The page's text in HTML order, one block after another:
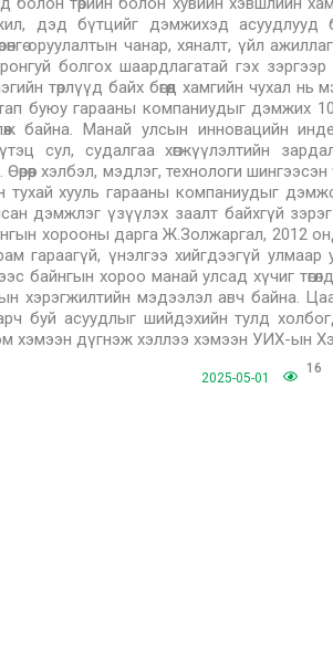
дэд бүтцийг дэмжихэд асуудлууд
оруулалтын чанар, хяналт, үйл
болгох шаардлагатай гэх зэргээр
төрлүүд байх бөгөөд хамгийн чухал
буюу гарааны компаниудыг дэмжих 10
байна. Манай улсын инновацийн
сул, судалгаа хөгжүүлэлтийн
хэлбэл, мэдлэг, технологи
тухай хууль гарааны компаниудыг
дэмжлэг үзүүлэх заалт байхгүй
хорооны дарга Ж.Золжаргал, 2012
гараагүй, үнэлгээ хийгдээгүй улмаар
байнгын хороо манай улсад хүчиг
хэрэгжилтийн мэдээлэл авч байна.
буй асуудлыг шийдэхийн тулд
хэмээн дүгнэж хэллээ хэмээн УИХ-ын
2025-05-01
16